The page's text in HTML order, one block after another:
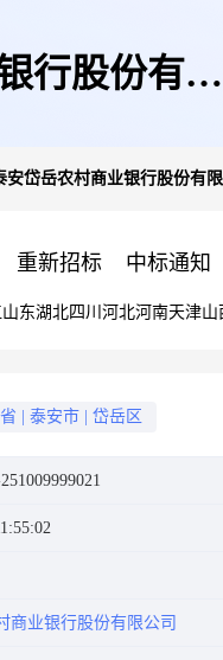
行股份有限
安岱岳农村商业银行股份有
重新招标 中标通知
山东湖北四川 河北河南天津山
泰安市 岱岳区
商业银行股份有限公司